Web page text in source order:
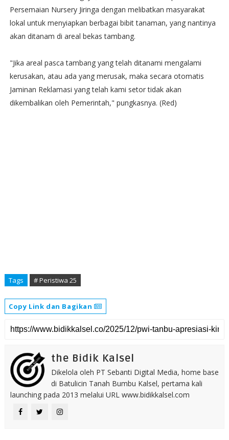
Persemaian Nursery Jiringa dengan melibatkan masyarakat
lokal untuk menyiapkan berbagai bibit tanaman, yang nantinya
akan ditanam di areal bekas tambang.
"Jika areal pasca tambang yang telah ditanami mengalami
kerusakan, atau ada yang merusak, maka secara otomatis
Jaminan Reklamasi yang telah kami setor tidak akan
dikembalikan oleh Pemerintah," pungkasnya. (Red)
Tags # Peristiwa 25
Copy Link dan Bagikan
the Bidik Kalsel
Dikelola oleh PT Sebanti Digital Media, home base
di Batulicin Tanah Bumbu Kalsel, pertama kali
launching pada 2013 melalui URL www.bidikkalsel.com